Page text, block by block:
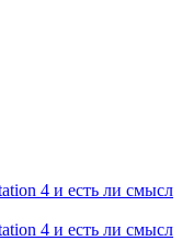
4 и есть ли смысл
4 и есть ли смысл